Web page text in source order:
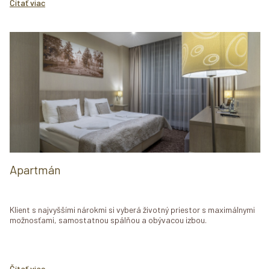
Čítať viac
Apartmán
Klient s najvyššími nárokmi si vyberá životný priestor s maximálnymi
možnosťami, samostatnou spálňou a obývacou izbou.